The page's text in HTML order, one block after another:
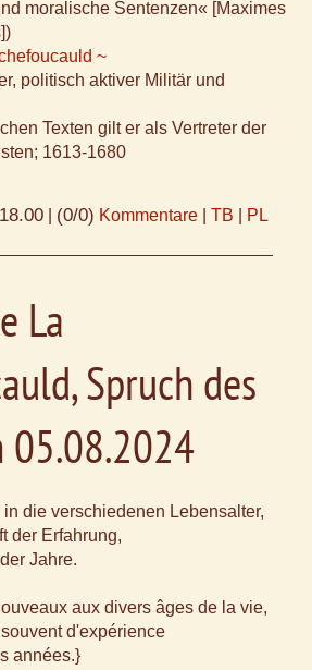
moralische Sentenzen« [Maximes
~
politisch aktiver Militär und
Texten gilt er als Vertreter der
1613-1680
(0/0) Kommentare TB PL
La
Spruch des
05.08.2024
die verschiedenen Lebensalter,
der Erfahrung,
Jahre.
aux divers âges de la vie,
d'expérience
années.}